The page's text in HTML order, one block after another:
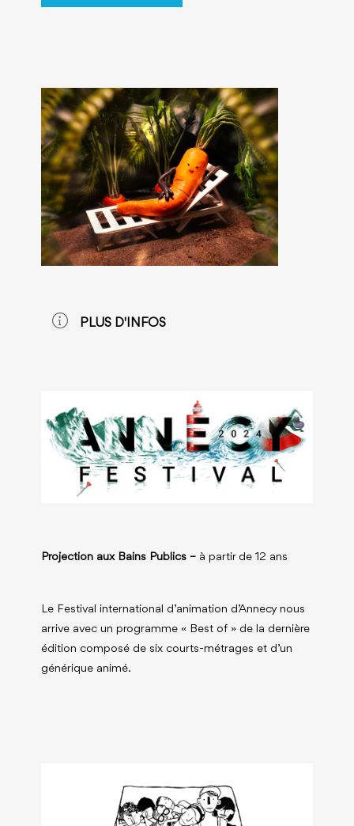
PLUS D'INFOS
Projection aux Bains Publics – à partir de 12 ans
Le Festival international d’animation d’Annecy nous
arrive avec un programme « Best of » de la dernière
édition composé de six courts-métrages et d’un
générique animé.